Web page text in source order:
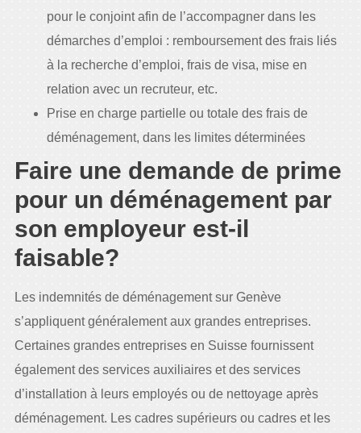
pour le conjoint afin de l’accompagner dans les
démarches d’emploi : remboursement des frais liés
à la recherche d’emploi, frais de visa, mise en
relation avec un recruteur, etc.
Prise en charge partielle ou totale des frais de
déménagement, dans les limites déterminées
Faire une demande de prime
pour un déménagement par
son employeur est-il
faisable?
Les indemnités de déménagement sur Genève
s’appliquent généralement aux grandes entreprises.
Certaines grandes entreprises en Suisse fournissent
également des services auxiliaires et des services
d’installation à leurs employés ou de nettoyage après
déménagement. Les cadres supérieurs ou cadres et les